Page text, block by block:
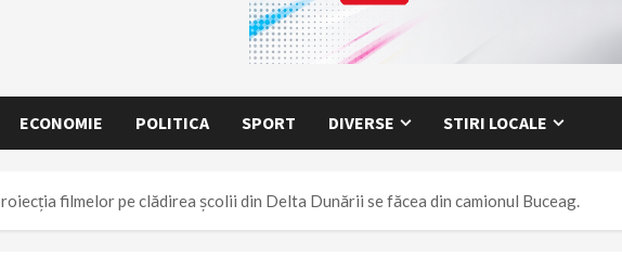
ECONOMIE POLITICA SPORT DIVERSE STIRI LOCALE
filmelor pe clădirea școlii din Delta Dunării se făcea din camionul Buceag.